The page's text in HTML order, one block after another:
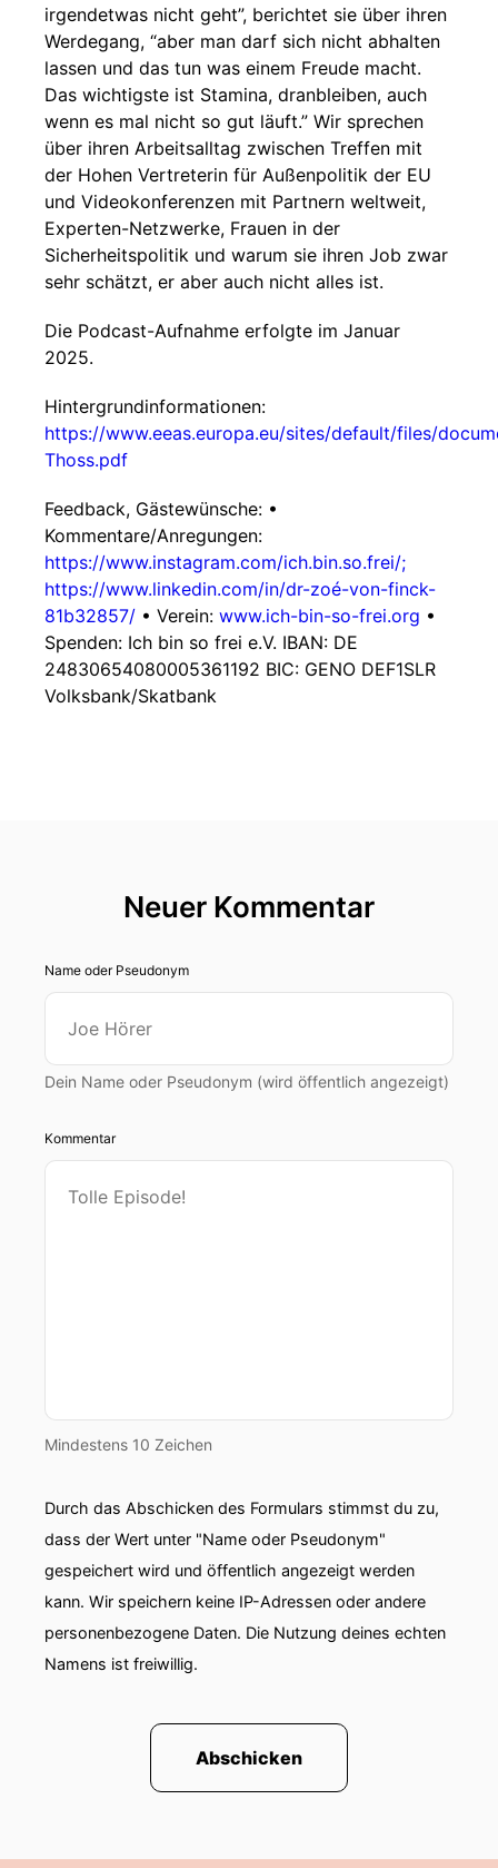
irgendetwas nicht geht”, berichtet sie über ihren
Werdegang, “aber man darf sich nicht abhalten
lassen und das tun was einem Freude macht.
Das wichtigste ist Stamina, dranbleiben, auch
wenn es mal nicht so gut läuft.” Wir sprechen
über ihren Arbeitsalltag zwischen Treffen mit
der Hohen Vertreterin für Außenpolitik der EU
und Videokonferenzen mit Partnern weltweit,
Experten-Netzwerke, Frauen in der
Sicherheitspolitik und warum sie ihren Job zwar
sehr schätzt, er aber auch nicht alles ist.
Die Podcast-Aufnahme erfolgte im Januar
2025.
Hintergrundinformationen:
https://www.eeas.europa.eu/sites/default/files/
Thoss.pdf
Feedback, Gästewünsche: •
Kommentare/Anregungen:
https://www.instagram.com/ich.bin.so.frei/;
https://www.linkedin.com/in/dr-zoé-von-finck-
81b32857/ • Verein: www.ich-bin-so-frei.org •
Spenden: Ich bin so frei e.V. IBAN: DE
24830654080005361192 BIC: GENO DEF1SLR
Volksbank/Skatbank
Neuer Kommentar
Name oder Pseudonym
Dein Name oder Pseudonym (wird öffentlich angezeigt)
Kommentar
Mindestens 10 Zeichen
Durch das Abschicken des Formulars stimmst du zu,
dass der Wert unter "Name oder Pseudonym"
gespeichert wird und öffentlich angezeigt werden
kann. Wir speichern keine IP-Adressen oder andere
personenbezogene Daten. Die Nutzung deines echten
Namens ist freiwillig.
Abschicken